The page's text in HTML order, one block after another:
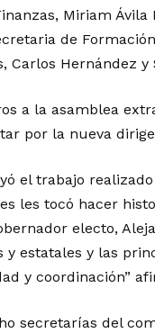
Miriam
de
Carlos Hernández
a la asamblea
por la nueva
el trabajo
les tocó hacer
electo,
estatales y las
y coordinación”
secretarías del